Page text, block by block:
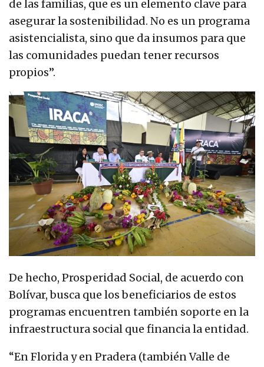
de las familias, que es un elemento clave para
asegurar la sostenibilidad. No es un programa
asistencialista, sino que da insumos para que
las comunidades puedan tener recursos
propios”.
De hecho, Prosperidad Social, de acuerdo con
Bolívar, busca que los beneficiarios de estos
programas encuentren también soporte en la
infraestructura social que financia la entidad.
“En Florida y en Pradera (también Valle de